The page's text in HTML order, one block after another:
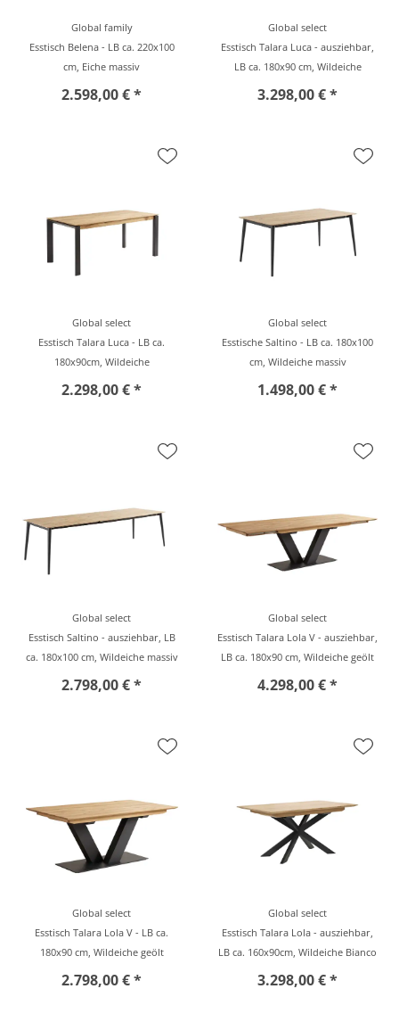
Global family
Esstisch Belena - LB ca. 220x100
cm, Eiche massiv
2.598,00 € *
Global select
Esstisch Talara Luca - ausziehbar,
LB ca. 180x90 cm, Wildeiche
3.298,00 € *
Global select
Esstisch Talara Luca - LB ca.
180x90cm, Wildeiche
2.298,00 € *
Global select
Esstische Saltino - LB ca. 180x100
cm, Wildeiche massiv
1.498,00 € *
Global select
Esstisch Saltino - ausziehbar, LB
ca. 180x100 cm, Wildeiche massiv
2.798,00 € *
Global select
Esstisch Talara Lola V - ausziehbar,
LB ca. 180x90 cm, Wildeiche geölt
4.298,00 € *
Global select
Esstisch Talara Lola V - LB ca.
180x90 cm, Wildeiche geölt
2.798,00 € *
Global select
Esstisch Talara Lola - ausziehbar,
LB ca. 160x90cm, Wildeiche Bianco
3.298,00 € *